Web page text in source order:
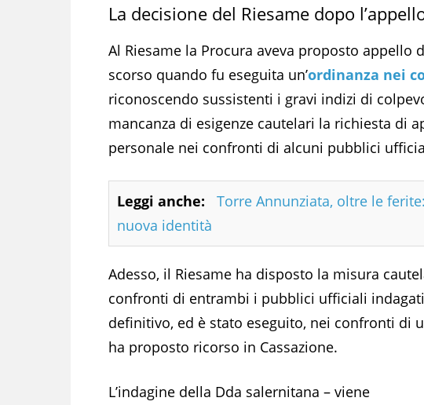
La decisione del Riesame dopo
Al Riesame la Procura aveva proposto appello
scorso quando fu eseguita un’ordinanza nei
riconoscendo sussistenti i gravi indizi di
mancanza di esigenze cautelari la richiesta di
personale nei confronti di alcuni pubblici
Leggi anche:
Torre Annunziata, oltre le
nuova identità
Adesso, il Riesame ha disposto la misura
confronti di entrambi i pubblici ufficiali
definitivo, ed è stato eseguito, nei confronti di
ha proposto ricorso in Cassazione.
L’indagine della Dda salernitana – viene